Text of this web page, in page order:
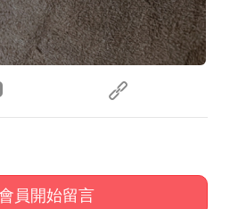
員開始留言